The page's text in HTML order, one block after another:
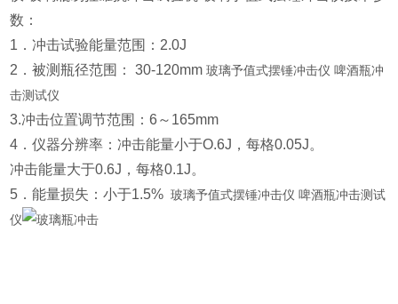
数：
1．冲击试验能量范围：2.0J
2．被测瓶径范围： 30-120mm 玻璃予值式摆锤冲击仪 啤酒瓶冲
击测试仪
3.冲击位置调节范围：6～165mm
4．仪器分辨率：冲击能量小于O.6J，每格0.05J。
冲击能量大于0.6J，每格0.1J。
5．能量损失：小于1.5% 玻璃予值式摆锤冲击仪 啤酒瓶冲击测试
仪